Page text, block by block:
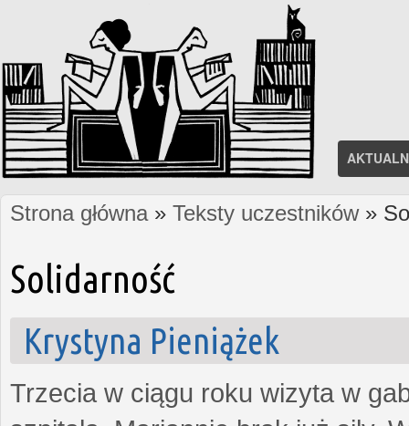
Jesteś tutaj
Strona główna» Teksty uczestników»
Solidarność
Krystyna Pieniążek
Trzecia w ciągu roku wizyta w